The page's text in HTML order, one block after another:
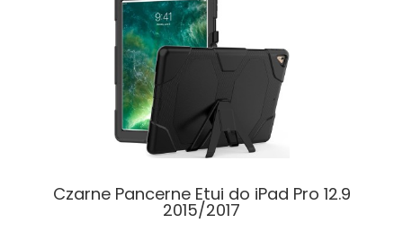
Czarne Pancerne Etui do iPad Pro 12.9
2015/2017